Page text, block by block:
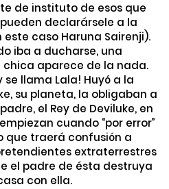
de instituto de esos que
declarársele a la
caso Haruna Sairenji).
iba a ducharse, una
aparece de la nada.
se llama Lala! Huyó a la
su planeta, la obligaban a
el Rey de Deviluke, en
cuando “por error”
que traerá confusión a
extraterrestres
el padre de ésta destruya
con ella.